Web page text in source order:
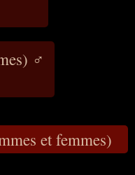
♂
et femmes)